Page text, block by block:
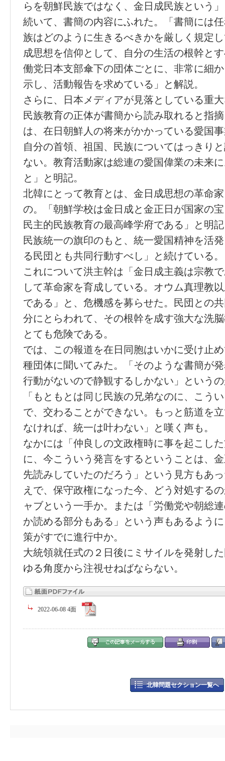
らを朝鮮民族ではなく、金日成民族という
続いて、書簡の内容にふれた。「書簡には
族はどのように生きるべきかを厳しく規定
成思想を信仰として、自分の生活の根幹と
働党日本支部傘下の団体ごとに、非常に細
示し、活動報告を求めている」と解説。
さらに、日本メディアが見落としている重
民族教育の正体が書簡から読み取れると指
は、在日朝鮮人の将来がかかっている愛国
自分の首領、祖国、民族についてはっきり
ない。教育活動家は総連の愛国偉業の未来
と」と明記。
北韓にとって教育とは、金日成思想の革命
の。「朝鮮学校は金日成と金正日が国家の
民主的民族教育の最高峰学府である」と明
民族統一の旗印のもと、統一愛国精神を活
る民団とも共同行動すべし」と続けている。
これについて洪主幹は「金日成主義は宗教
して革命家を育成している。オウム真理教
である」と、危機感を募らせた。民団との
分にとらわれて、その根幹を成す強大な洗
とても危険である。
では、この報道を在日同胞はいかに受け止
種団体に聞いてみた。「そのような書簡が
行動がないので静観するしかない」という
「もともとは同じ民族の兄弟なのに、こう
で、交わることができない。もっと筋道を
なければ、統一は叶わない」と嘆く声も。
なかには「仲良しの文政権時に事を起こし
に、今こういう発言をするということは、
先読みしていたのだろう」という見方もあ
えで、保守政権になった今、どう対処する
ャブという一手か。または「労働党や朝総
か読める部分もある」という声もあるよう
策がすでに進行中か。
大統領就任式の２日後にミサイルを発射し
ゆる角度から注視せねばならない。
2022-06-08 4面
北韓問題セクション一覧へ